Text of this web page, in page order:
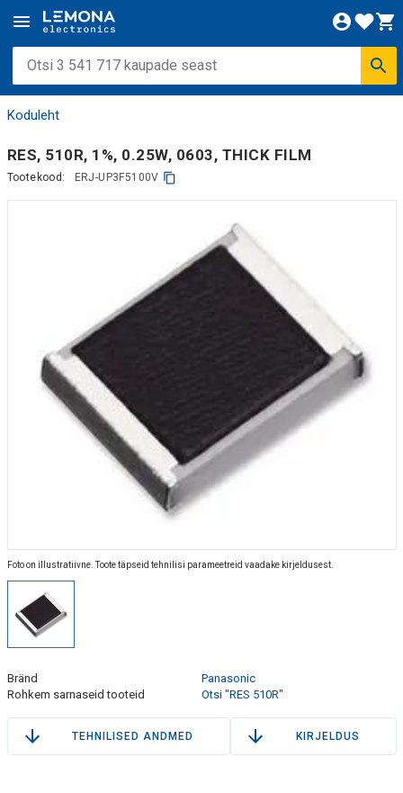
Koduleht
RES, 510R, 1%, 0.25W, 0603, THICK FILM
Tootekood: ERJ-UP3F5100V
Foto on illustratiivne. Toote täpseid tehnilisi parameetreid vaadake kirjeldusest.
Bränd
Panasonic
Rohkem sarnaseid tooteid
Otsi "RES 510R"
TEHNILISED ANDMED KIRJELDUS